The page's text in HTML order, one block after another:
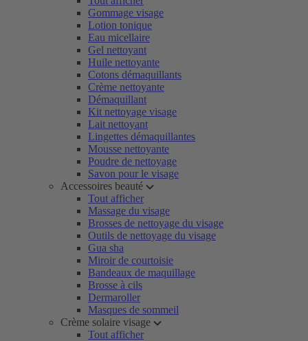
Gommage visage
Lotion tonique
Eau micellaire
Gel nettoyant
Huile nettoyante
Cotons démaquillants
Crème nettoyante
Démaquillant
Kit nettoyage visage
Lait nettoyant
Lingettes démaquillantes
Mousse nettoyante
Poudre de nettoyage
Savon pour le visage
Accessoires beauté
Tout afficher
Massage du visage
Brosses de nettoyage du visage
Outils de nettoyage du visage
Gua sha
Miroir de courtoisie
Bandeaux de maquillage
Brosse à cils
Dermaroller
Masques de sommeil
Crème solaire visage
Tout afficher